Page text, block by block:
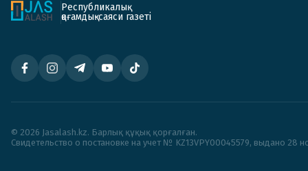
Республикалық
қоғамдық-саяси газеті
© 2026 Jasalash.kz. Барлық құқық қорғалған.
Cвидетельство о постановке на учет № KZ13VPY00045579, выдано 28